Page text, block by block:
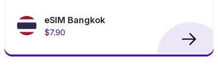
eSIM Bangkok
$7.90